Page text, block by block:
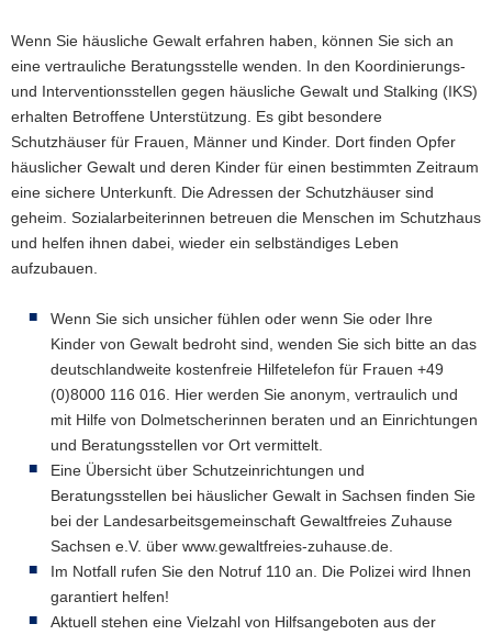
Wenn Sie häusliche Gewalt erfahren haben, können Sie sich an
eine vertrauliche Beratungsstelle wenden. In den Koordinierungs-
und Interventionsstellen gegen häusliche Gewalt und Stalking (IKS)
erhalten Betroffene Unterstützung. Es gibt besondere
Schutzhäuser für Frauen, Männer und Kinder. Dort finden Opfer
häuslicher Gewalt und deren Kinder für einen bestimmten Zeitraum
eine sichere Unterkunft. Die Adressen der Schutzhäuser sind
geheim. Sozialarbeiterinnen betreuen die Menschen im Schutzhaus
und helfen ihnen dabei, wieder ein selbständiges Leben
aufzubauen.
Wenn Sie sich unsicher fühlen oder wenn Sie oder Ihre
Kinder von Gewalt bedroht sind, wenden Sie sich bitte an das
deutschlandweite kostenfreie Hilfetelefon für Frauen +49
(0)8000 116 016. Hier werden Sie anonym, vertraulich und
mit Hilfe von Dolmetscherinnen beraten und an Einrichtungen
und Beratungsstellen vor Ort vermittelt.
Eine Übersicht über Schutzeinrichtungen und
Beratungsstellen bei häuslicher Gewalt in Sachsen finden Sie
bei der Landesarbeitsgemeinschaft Gewaltfreies Zuhause
Sachsen e.V. über www.gewaltfreies-zuhause.de.
Im Notfall rufen Sie den Notruf 110 an. Die Polizei wird Ihnen
garantiert helfen!
Aktuell stehen eine Vielzahl von Hilfsangeboten aus der